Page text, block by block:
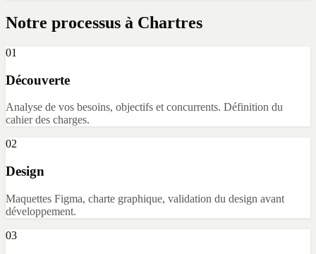
Notre processus à Chartres
01
Découverte
Analyse de vos besoins, objectifs et concurrents. Définition du
cahier des charges.
02
Design
Maquettes Figma, charte graphique, validation du design avant
développement.
03